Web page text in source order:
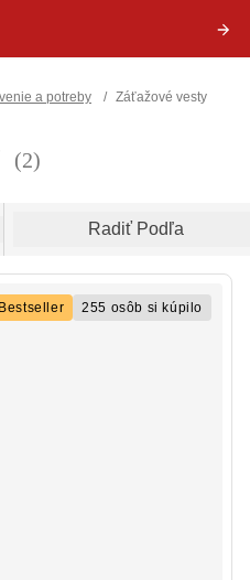
a potreby / Záťažové vesty
(2)
Radiť Podľa
Bestseller 255 osôb si kúpilo